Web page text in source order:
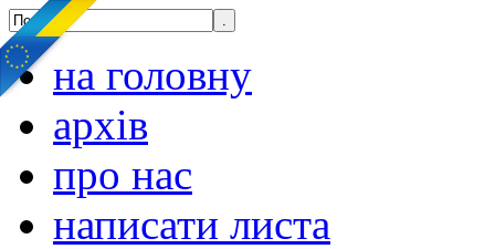
на головну
архів
про нас
написати листа